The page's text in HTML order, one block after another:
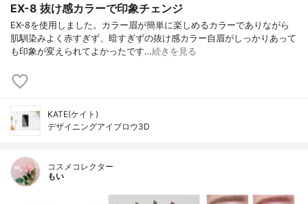
EX-8 抜け感カラーで印象チェンジ
EX-8を使用しました。カラー眉が簡単に楽しめるカラーでありながら
肌馴染みよく赤すぎず、暗すぎずの抜け感カラー自眉がしっかりあって
も印象が変えられてよかったです…続きを見る
KATE(ケイト)
デザイニングアイブロウ3D
コスメコレクター
もい